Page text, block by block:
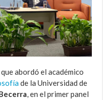
abordó el académico
de la Universidad de
, en el primer panel